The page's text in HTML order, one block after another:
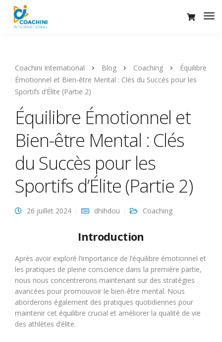
Coachini International Blog Coaching
Équilibre
Émotionnel et Bien-être Mental : Clés du Succès pour les
Sportifs d’Élite (Partie 2)
Équilibre Émotionnel et
Bien-être Mental : Clés
du Succès pour les
Sportifs d’Élite (Partie 2)
26 juillet 2024 dhihdou Coaching
Introduction
Après avoir exploré l’importance de l’équilibre émotionnel et
les pratiques de pleine conscience dans la première partie,
nous nous concentrerons maintenant sur des stratégies
avancées pour promouvoir le bien-être mental. Nous
aborderons également des pratiques quotidiennes pour
maintenir cet équilibre crucial et améliorer la qualité de vie
des athlètes d’élite.